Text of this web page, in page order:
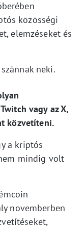
közösségi
elemzéseket és
neki.
vagy az X,
közvetíteni.
a kriptós
mindig volt
novemberben